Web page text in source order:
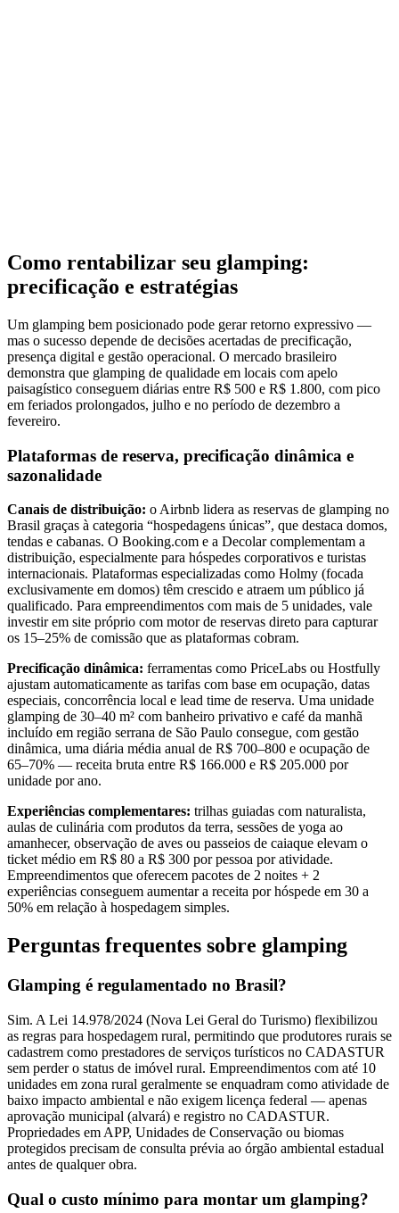
Como rentabilizar seu glamping:
precificação e estratégias
Um glamping bem posicionado pode gerar retorno expressivo —
mas o sucesso depende de decisões acertadas de precificação,
presença digital e gestão operacional. O mercado brasileiro
demonstra que glamping de qualidade em locais com apelo
paisagístico conseguem diárias entre R$ 500 e R$ 1.800, com pico
em feriados prolongados, julho e no período de dezembro a
fevereiro.
Plataformas de reserva, precificação dinâmica e
sazonalidade
Canais de distribuição: o Airbnb lidera as reservas de glamping no
Brasil graças à categoria “hospedagens únicas”, que destaca domos,
tendas e cabanas. O Booking.com e a Decolar complementam a
distribuição, especialmente para hóspedes corporativos e turistas
internacionais. Plataformas especializadas como Holmy (focada
exclusivamente em domos) têm crescido e atraem um público já
qualificado. Para empreendimentos com mais de 5 unidades, vale
investir em site próprio com motor de reservas direto para capturar
os 15–25% de comissão que as plataformas cobram.
Precificação dinâmica: ferramentas como PriceLabs ou Hostfully
ajustam automaticamente as tarifas com base em ocupação, datas
especiais, concorrência local e lead time de reserva. Uma unidade
glamping de 30–40 m² com banheiro privativo e café da manhã
incluído em região serrana de São Paulo consegue, com gestão
dinâmica, uma diária média anual de R$ 700–800 e ocupação de
65–70% — receita bruta entre R$ 166.000 e R$ 205.000 por
unidade por ano.
Experiências complementares: trilhas guiadas com naturalista,
aulas de culinária com produtos da terra, sessões de yoga ao
amanhecer, observação de aves ou passeios de caiaque elevam o
ticket médio em R$ 80 a R$ 300 por pessoa por atividade.
Empreendimentos que oferecem pacotes de 2 noites + 2
experiências conseguem aumentar a receita por hóspede em 30 a
50% em relação à hospedagem simples.
Perguntas frequentes sobre glamping
Glamping é regulamentado no Brasil?
Sim. A Lei 14.978/2024 (Nova Lei Geral do Turismo) flexibilizou
as regras para hospedagem rural, permitindo que produtores rurais se
cadastrem como prestadores de serviços turísticos no CADASTUR
sem perder o status de imóvel rural. Empreendimentos com até 10
unidades em zona rural geralmente se enquadram como atividade de
baixo impacto ambiental e não exigem licença federal — apenas
aprovação municipal (alvará) e registro no CADASTUR.
Propriedades em APP, Unidades de Conservação ou biomas
protegidos precisam de consulta prévia ao órgão ambiental estadual
antes de qualquer obra.
Qual o custo mínimo para montar um glamping?